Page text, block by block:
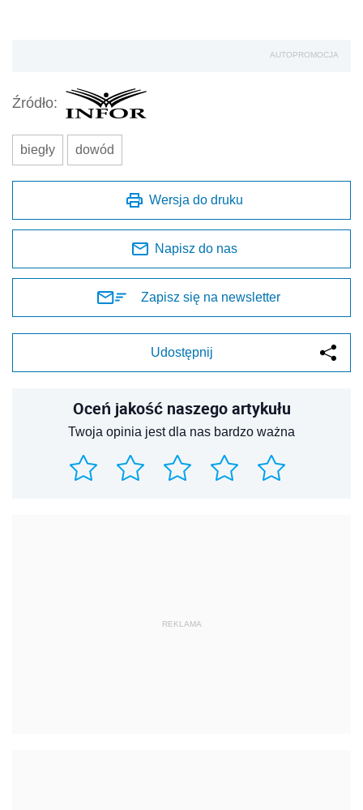
AUTOPROMOCJA
Źródło:
biegły dowód
Wersja do druku
Napisz do nas
Zapisz się na newsletter
Udostępnij
Oceń jakość naszego artykułu
Twoja opinia jest dla nas bardzo ważna
REKLAMA